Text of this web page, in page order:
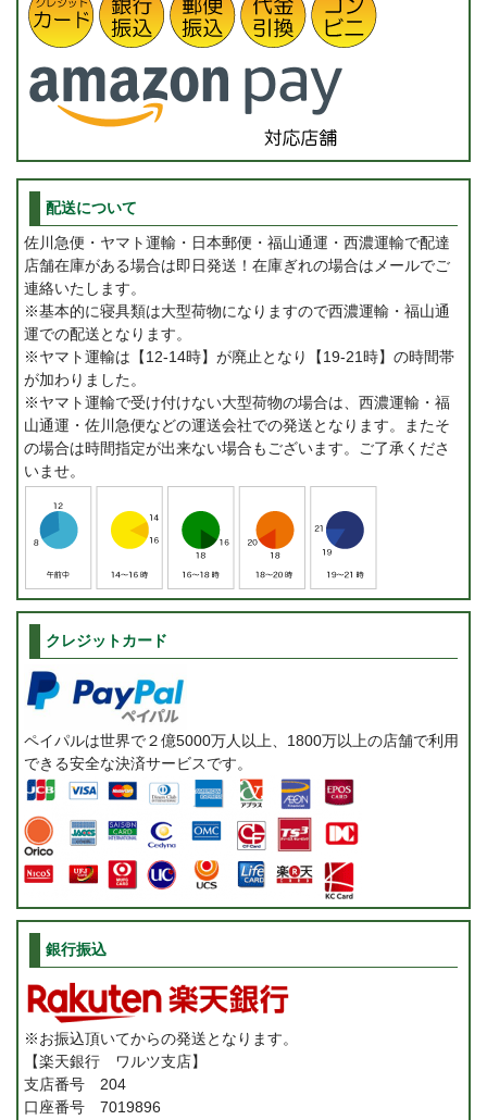
配送について
佐川急便・ヤマト運輸・日本郵便・福山通運・西濃運輸で配達
店舗在庫がある場合は即日発送！在庫ぎれの場合はメールでご
連絡いたします。
※基本的に寝具類は大型荷物になりますので西濃運輸・福山通
運での配送となります。
※ヤマト運輸は【12-14時】が廃止となり【19-21時】の時間帯
が加わりました。
※ヤマト運輸で受け付けない大型荷物の場合は、西濃運輸・福
山通運・佐川急便などの運送会社での発送となります。またそ
の場合は時間指定が出来ない場合もございます。ご了承くださ
いませ。
クレジットカード
ペイパルは世界で２億5000万人以上、1800万以上の店舗で利用
できる安全な決済サービスです。
銀行振込
※お振込頂いてからの発送となります。
【楽天銀行 ワルツ支店】
支店番号 204
口座番号 7019896